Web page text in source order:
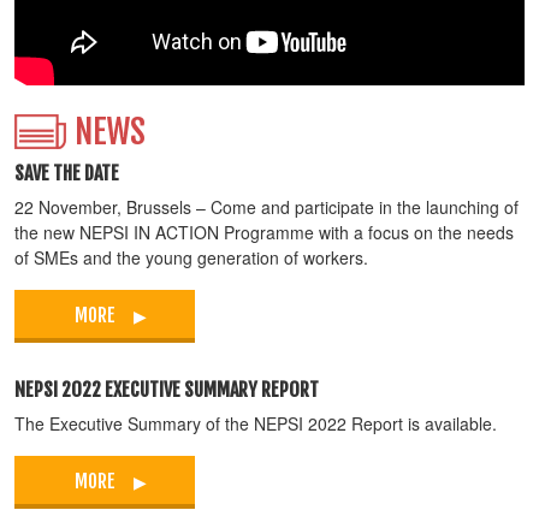
NEWS
SAVE THE DATE
22 November, Brussels – Come and participate in the launching of
the new NEPSI IN ACTION Programme with a focus on the needs
of SMEs and the young generation of workers.
MORE
NEPSI 2022 EXECUTIVE SUMMARY REPORT
The Executive Summary of the NEPSI 2022 Report is available.
MORE